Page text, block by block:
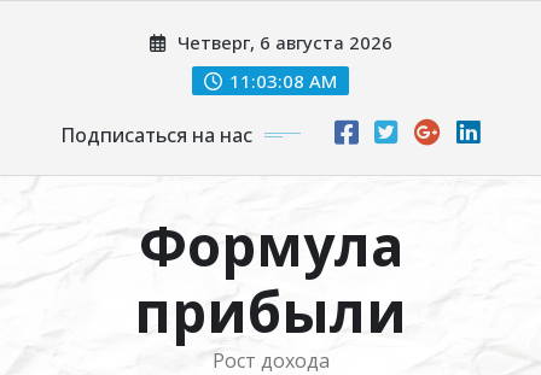
Четверг, 6 августа 2026
11:03:09 AM
Подписаться на нас
Формула
прибыли
Рост дохода